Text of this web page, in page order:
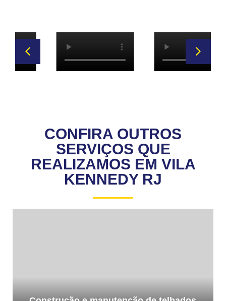
CONFIRA OUTROS
SERVIÇOS QUE
REALIZAMOS EM VILA
KENNEDY RJ